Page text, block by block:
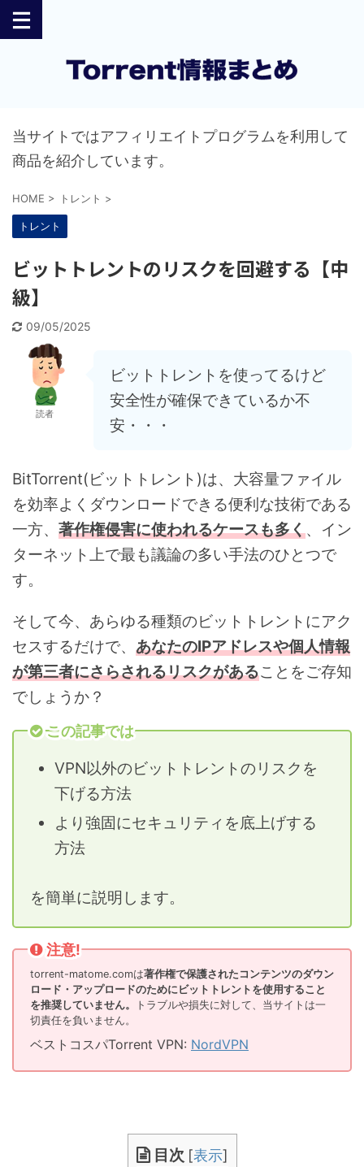
当サイトではアフィリエイトプログラムを利用して
商品を紹介しています。
HOME > トレント >
トレント
ビットトレントのリスクを回避する【中
級】
09/05/2025
読者
ビットトレントを使ってるけど
安全性が確保できているか不
安・・・
BitTorrent(ビットトレント)は、大容量ファイル
を効率よくダウンロードできる便利な技術である
一方、 著作権侵害に使われるケースも多く、イン
ターネット上で最も議論の多い手法のひとつで
す。
そして今、あらゆる種類のビットトレントにアク
セスするだけで、 あなたのIPアドレスや個人情報
が第三者にさらされるリスクがあることをご存知
でしょうか？
この記事では
VPN以外のビットトレントのリスクを
下げる方法
より強固にセキュリティを底上げする
方法
を簡単に説明します。
注意!
torrent-matome.comは著作権で保護されたコンテンツのダウン
ロード・アップロードのためにビットトレントを使用すること
を推奨していません。
トラブルや損失に対して、当サイトは一
切責任を負いません。
ベストコスパTorrent VPN: NordVPN
目次 [表示]